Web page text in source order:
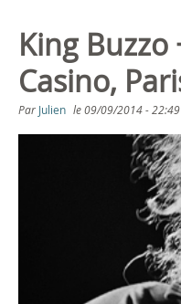
King
Casino,
Par Julien le09/09/2014 - 22:49